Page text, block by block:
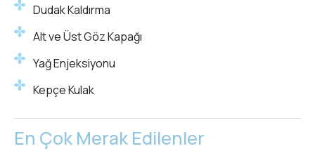
Dudak Kaldırma
Alt ve Üst Göz Kapağı
Yağ Enjeksiyonu
Kepçe Kulak
En Çok Merak Edilenler